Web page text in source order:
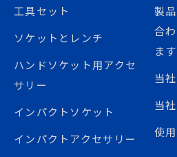
工具セット
ソケットとレンチ
ハンドソケット用アクセ
サリー
インパクトソケット
インパクトアクセサリー
製
合
ます
当
当
使